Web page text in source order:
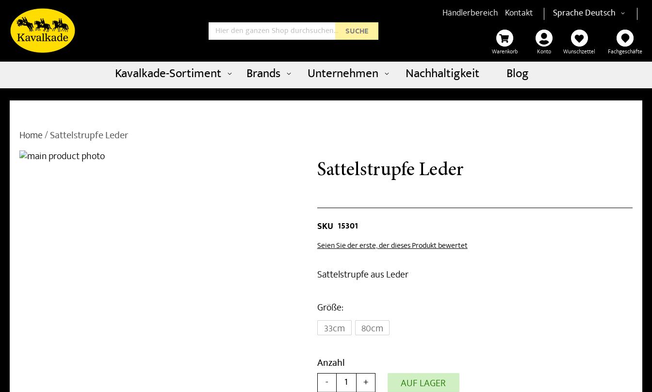
Händlerbereich Kontakt SpracheDeutsch
Warenkorb Konto Wunschzettel Fachgeschäfte
Suche SUCHE
Kavalkade-Sortiment Brands Unternehmen Nachhaltigkeit Blog
Home Sattelstrupfe Leder
Sattelstrupfe Leder
SKU 15301
Seien Sie der erste, der dieses Produkt bewertet
Sattelstrupfe aus Leder
Größe
33cm
80cm
Anzahl
-
+ AUF LAGER